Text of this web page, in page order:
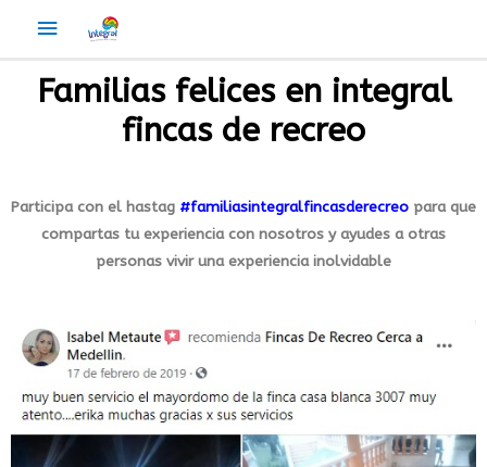
Familias felices en integral
fincas de recreo
Participa con el hastag #familiasintegralfincasderecreo para que
compartas tu experiencia con nosotros y ayudes a otras
personas vivir una experiencia inolvidable